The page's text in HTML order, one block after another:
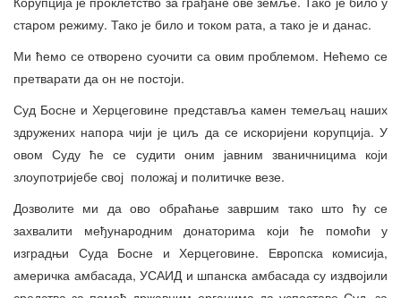
старом режиму. Тако је било и током рата, а тако је и данас.
Ми ћемо се отворено суочити са овим проблемом. Нећемо се
претварати да он не постоји.
Суд Босне и Херцеговине представља камен темељац наших
здружених напора чији је циљ да се искоријени корупција. У
овом Суду ће се судити оним јавним званичницима који
злоупотријебе свој положај и политичке везе.
Дозволите ми да ово обраћање завршим тако што ћу се
захвалити међународним донаторима који ће помоћи у
изградњи Суда Босне и Херцеговине. Европска комисија,
америчка амбасада, УСАИД и шпанска амбасада су издвојили